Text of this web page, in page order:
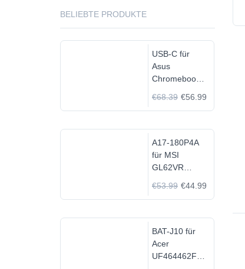
BELIEBTE PRODUKTE
USB-C für
Asus
Chromebook
€68.39 €56.99
A17-180P4A
für MSI
GL62VR
€53.99 €44.99
BAT-J10 für
Acer
UF464462F